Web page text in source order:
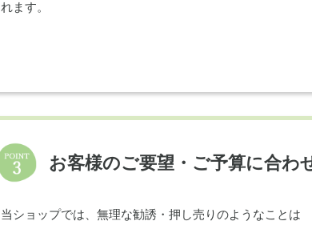
れます。
お客様のご要望・ご予算に合わ
当ショップでは、無理な勧誘・押し売りのようなことは